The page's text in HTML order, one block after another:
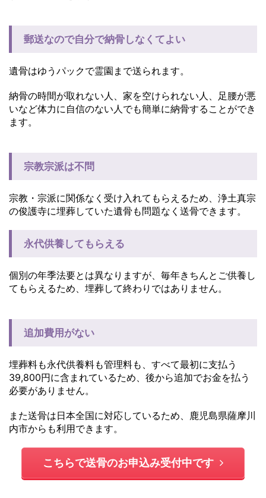
郵送なので自分で納骨しなくてよい
遺骨はゆうパックで霊園まで送られます。
納骨の時間が取れない人、家を空けられない人、足腰が悪
いなど体力に自信のない人でも簡単に納骨することができ
ます。
宗教宗派は不問
宗教・宗派に関係なく受け入れてもらえるため、浄土真宗
の俊護寺に埋葬していた遺骨も問題なく送骨できます。
永代供養してもらえる
個別の年季法要とは異なりますが、毎年きちんとご供養し
てもらえるため、埋葬して終わりではありません。
追加費用がない
埋葬料も永代供養料も管理料も、すべて最初に支払う
39,800円に含まれているため、後から追加でお金を払う
必要がありません。
また送骨は日本全国に対応しているため、鹿児島県薩摩川
内市からも利用できます。
こちらで送骨のお申込み受付中です